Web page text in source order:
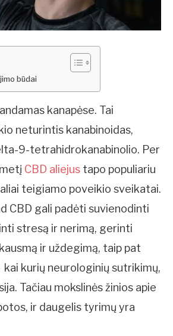
būdai
kanapėse. Tai
neturintis kanabinoidas,
9-tetrahidrokanabinolio. Per
CBD aliejus tapo populiariu
teigiamo poveikio sveikatai.
CBD gali padėti suvienodinti
stresą ir nerimą, gerinti
ir uždegimą, taip pat
kai kurių neurologinių sutrikimų,
Tačiau mokslinės žinios apie
ir daugelis tyrimų yra